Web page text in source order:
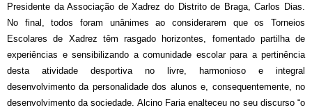
Presidente da Associação de Xadrez do Distrito de Braga, Carlos Dias.
No final, todos foram unânimes ao considerarem que os Torneios
Escolares de Xadrez têm rasgado horizontes, fomentado partilha de
experiências e sensibilizando a comunidade escolar para a pertinência
desta atividade desportiva no livre, harmonioso e integral
desenvolvimento da personalidade dos alunos e, consequentemente, no
desenvolvimento da sociedade. Alcino Faria enalteceu no seu discurso “o